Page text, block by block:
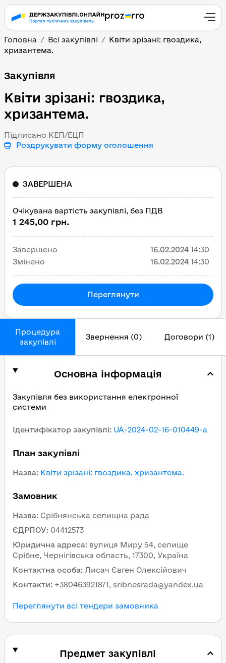
Головна Всі закупівлі
Квіти зрізані: гвоздика,
хризантема.
Квіти зрізані:
Закупівля
Квіти зрізані: гвоздика,
хризантема.
Підписано КЕП/ЕЦП
Роздрукувати форму оголошення
Процедура
закупівлі
Звернення (0) Договори (1)
Основна інформація
Закупівля без використання електронної
системи
Ідентифікатор закупівлі: UA-2024-02-16-010449-a
План закупівлі
Назва: Квіти зрізані: гвоздика, хризантема.
Замовник
Назва: Cрібнянська селищна рада
ЄДРПОУ: 04412573
Юридична адреса: вулиця Миру 54, селище
Срібне, Чернігівська область, 17300, Україна
Контактна особа: Лисач Євген Олексійович
Контакти: +380463921871, sribnesrada@yandex.ua
Переглянути всі тендери замовника
Предмет закупівлі
ЗАВЕРШЕНА
Очікувана вартість закупівлі, без ПДВ
1 245,00 грн.
Завершено 16.02.2024 14:30
Змінено
16.02.2024 14:30
Переглянути